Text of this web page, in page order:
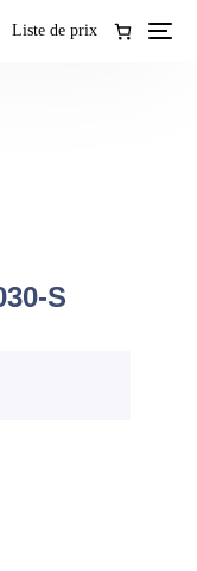
Liste de prix
S